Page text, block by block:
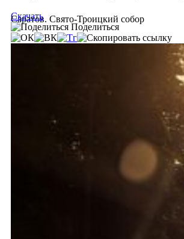
Саратов. Свято-Троицкий собор
Скачать
Поделиться